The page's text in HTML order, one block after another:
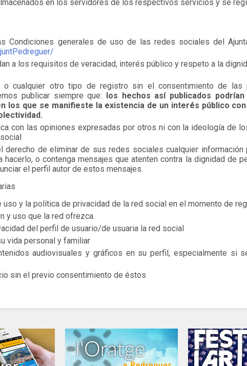
en los servidores de los respectivos servicios y se
Condiciones generales de uso de las redes sociales del
a los requisitos de veracidad, interés público y respeto a la
o cualquier otro tipo de registro sin el consentimiento de las
publicar siempre que: los hechos así publicados
los que se manifieste la existencia de un interés público
con las opiniones expresadas por otros ni con la ideología de
derecho de eliminar de sus redes sociales cualquier información
o contenga mensajes que atenten contra la dignidad de
el perfil autor de estos mensajes.
y la política de privacidad de la red social en el momento de
y uso que la red ofrezca.
del perfil de usuario/de usuaria la red social
vida personal y familiar
audiovisuales y gráficos en su perfil, especialmente si
sin el previo consentimiento de éstos